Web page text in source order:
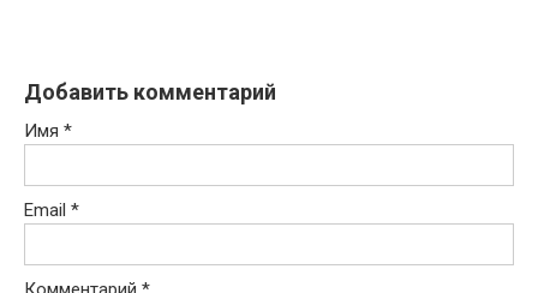
Добавить комментарий
Имя *
Email *